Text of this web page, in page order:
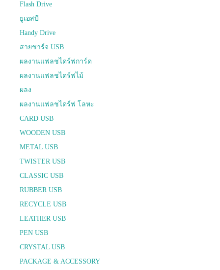
Flash Drive
ยูเอสบี
Handy Drive
สายชาร์จ USB
ผลงานแฟลชไดร์ฟการ์ด
ผลงานแฟลชไดร์ฟไม้
ผลง
ผลงานแฟลชไดร์ฟ โลหะ
CARD USB
WOODEN USB
METAL USB
TWISTER USB
CLASSIC USB
RUBBER USB
RECYCLE USB
LEATHER USB
PEN USB
CRYSTAL USB
PACKAGE & ACCESSORY